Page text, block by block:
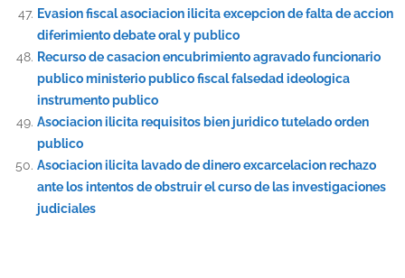
Evasion fiscal asociacion ilicita excepcion de falta de accion
diferimiento debate oral y publico
Recurso de casacion encubrimiento agravado funcionario
publico ministerio publico fiscal falsedad ideologica
instrumento publico
Asociacion ilicita requisitos bien juridico tutelado orden
publico
Asociacion ilicita lavado de dinero excarcelacion rechazo
ante los intentos de obstruir el curso de las investigaciones
judiciales